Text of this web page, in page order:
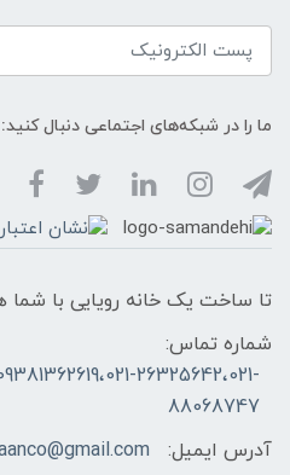
ما را در شبکه‌های اجتماعی دنبال کنید:
تا ساخت یک خانه رویایی با
شماره تماس:
88068747
آدرس ایمیل: